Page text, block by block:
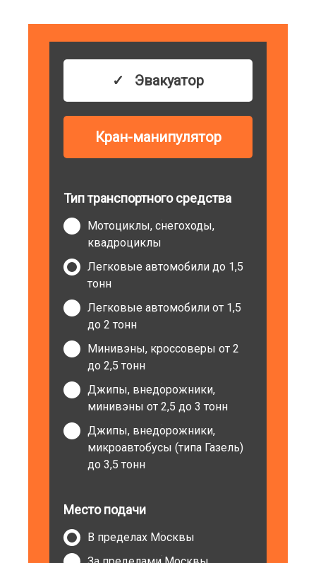
Эвакуатор
Кран-манипулятор
Тип транспортного средства
Мотоциклы, снегоходы,
квадроциклы
Легковые автомобили до 1,5
тонн
Легковые автомобили от 1,5
до 2 тонн
Минивэны, кроссоверы от 2
до 2,5 тонн
Джипы, внедорожники,
минивэны от 2,5 до 3 тонн
Джипы, внедорожники,
микроавтобусы (типа Газель)
до 3,5 тонн
Место подачи
В пределах Москвы